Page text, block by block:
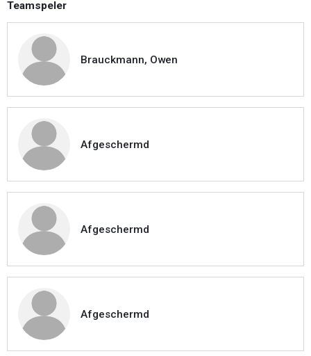
Teamspeler
Brauckmann, Owen
Afgeschermd
Afgeschermd
Afgeschermd